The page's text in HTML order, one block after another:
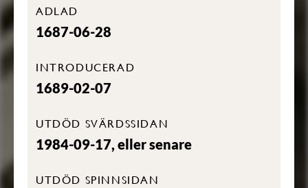
ADLAD
1687-06-28
INTRODUCERAD
1689-02-07
UTDÖD SVÄRDSSIDAN
1984-09-17, eller senare
UTDÖD SPINNSIDAN